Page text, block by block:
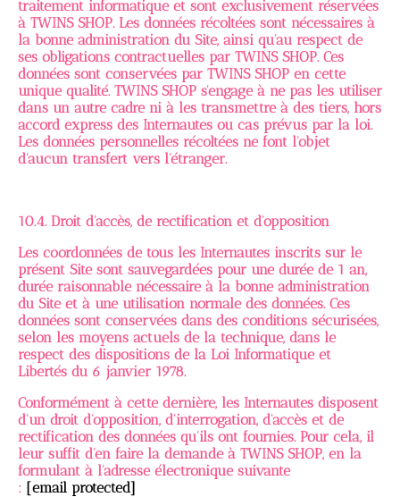
traitement informatique et sont exclusivement réservées
à TWINS SHOP. Les données récoltées sont nécessaires à
la bonne administration du Site, ainsi qu'au respect de
ses obligations contractuelles par TWINS SHOP. Ces
données sont conservées par TWINS SHOP en cette
unique qualité. TWINS SHOP s'engage à ne pas les utiliser
dans un autre cadre ni à les transmettre à des tiers, hors
accord express des Internautes ou cas prévus par la loi.
Les données personnelles récoltées ne font l'objet
d'aucun transfert vers l'étranger.
10.4. Droit d'accès, de rectification et d'opposition
Les coordonnées de tous les Internautes inscrits sur le
présent Site sont sauvegardées pour une durée de 1 an,
durée raisonnable nécessaire à la bonne administration
du Site et à une utilisation normale des données. Ces
données sont conservées dans des conditions sécurisées,
selon les moyens actuels de la technique, dans le
respect des dispositions de la Loi Informatique et
Libertés du 6 janvier 1978.
Conformément à cette dernière, les Internautes disposent
d'un droit d'opposition, d'interrogation, d'accès et de
rectification des données qu'ils ont fournies. Pour cela, il
leur suffit d'en faire la demande à TWINS SHOP, en la
formulant à l'adresse électronique suivante
: [email protected]